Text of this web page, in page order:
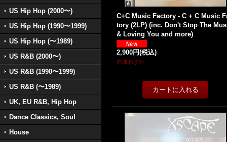
US Hip Hop (2000〜)
US Hip Hop (1990〜1999)
US Hip Hop (〜1989)
US R&B (2000〜)
US R&B (1990〜1999)
US R&B (〜1989)
UK, EU R&B, Hip Hop
Dance Classics, Soul
House
C+C Music Factory - C + C Music
tory (2LP) (inc. Don't Stop The
& Loving You and more)
2,900円(税込)
在庫わずか